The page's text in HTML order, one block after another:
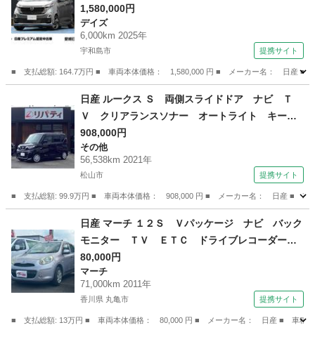
1,580,000円
デイズ
6,000km 2025年
宇和島市 提携サイト
■ 支払総額: 164.7万円 ■ 車両本体価格： 1,580,000 円 ■ メーカー名： 日産
デイズ
日産 ルークス Ｓ 両側スライドドア ナビ Ｔ
Ｖ クリアランスソナー オートライト キーレ
スエントリー アイドリングストップ 電動格納
ミラー ベンチシート ＣＶＴ ＣＤ エアコン
（車検整備付）
908,000円
その他
56,538km 2021年
松山市 提携サイト
■ 支払総額: 99.9万円 ■ 車両本体価格： 908,000 円 ■ メーカー名： 日産 ■
その他
日産 マーチ １２Ｓ Ｖパッケージ ナビ バック
モニター ＴＶ ＥＴＣ ドライブレコーダー
（検8.9）
80,000円
マーチ
71,000km 2011年
香川県 丸亀市 提携サイト
■ 支払総額: 13万円 ■ 車両本体価格： 80,000 円 ■ メーカー名： 日産 ■ 車